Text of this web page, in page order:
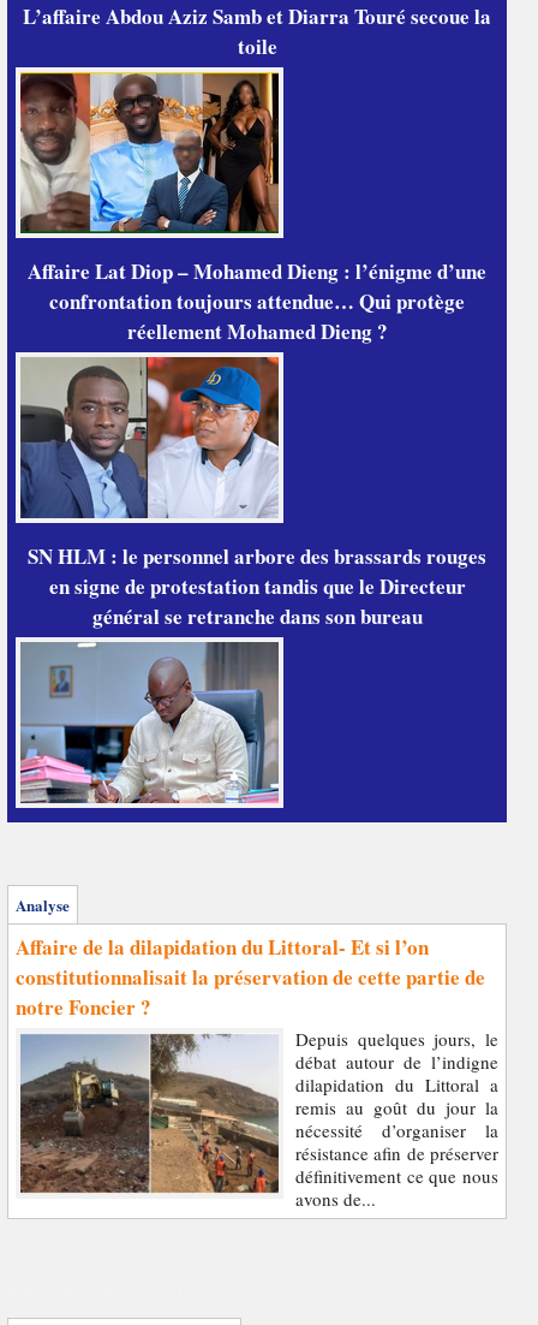
L’affaire Abdou Aziz Samb et Diarra Touré secoue la
toile
Affaire Lat Diop – Mohamed Dieng : l’énigme d’une
confrontation toujours attendue… Qui protège
réellement Mohamed Dieng ?
SN HLM : le personnel arbore des brassards rouges
en signe de protestation tandis que le Directeur
général se retranche dans son bureau
Analyse
Affaire de la dilapidation du Littoral- Et si l’on
constitutionnalisait la préservation de cette partie de
notre Foncier ?
Depuis quelques jours, le
débat autour de l’indigne
dilapidation du Littoral a
remis au goût du jour la
nécessité d’organiser la
résistance afin de préserver
définitivement ce que nous
avons de...